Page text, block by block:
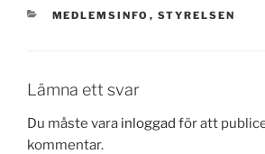
KATEGORIER
MEDLEMSINFO , STYRELSEN
Lämna ett svar
Du måste vara inloggad för att
kommentar.